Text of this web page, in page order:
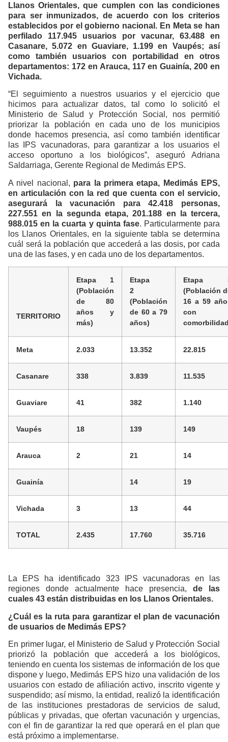
Llanos Orientales, que cumplen con las condiciones
para ser inmunizados, de acuerdo con los criterios
establecidos por el gobierno nacional. En Meta se han
perfilado 117.945 usuarios por vacunar, 63.488 en
Casanare, 5.072 en Guaviare, 1.199 en Vaupés; así
como también usuarios con portabilidad en otros
departamentos: 172 en Arauca, 117 en Guainía, 200 en
Vichada.
“El seguimiento a nuestros usuarios y el ejercicio que
hicimos para actualizar datos, tal como lo solicitó el
Ministerio de Salud y Protección Social, nos permitió
priorizar la población en cada uno de los municipios
donde hacemos presencia, así como también identificar
las IPS vacunadoras, para garantizar a los usuarios el
acceso oportuno a los biológicos”, aseguró Adriana
Saldarriaga, Gerente Regional de Medimás EPS.
A nivel nacional, para la primera etapa, Medimás EPS,
en articulación con la red que cuenta con el servicio,
asegurará la vacunación para 42.418 personas,
227.551 en la segunda etapa, 201.188 en la tercera,
988.015 en la cuarta y quinta fase. Particularmente para
los Llanos Orientales, en la siguiente tabla se determina
cuál será la población que accederá a las dosis, por cada
una de las fases, y en cada uno de los departamentos.
TERRITORIO
Etapa 1
(Población
de 80
años y
más)
Etapa
2
(Población
de 60 a 79
años)
Etapa
(Población
16 a 59
con
Meta 2.033 13.352 22.815
Casanare 338 3.839 11.535
Guaviare 41 382 1.140
Vaupés 18 139 149
Arauca 2 21 14
Guainía 14 19
Vichada 3 13 44
TOTAL 2.435 17.760 35.716
La EPS ha identificado 323 IPS vacunadoras en las
regiones donde actualmente hace presencia, de las
cuales 43 están distribuidas en los Llanos Orientales.
¿Cuál es la ruta para garantizar el plan de vacunación
de usuarios de Medimás EPS?
En primer lugar, el Ministerio de Salud y Protección Social
priorizó la población que accederá a los biológicos,
teniendo en cuenta los sistemas de información de los que
dispone y luego, Medimás EPS hizo una validación de los
usuarios con estado de afiliación activo, inscrito vigente y
suspendido; así mismo, la entidad, realizó la identificación
de las instituciones prestadoras de servicios de salud,
públicas y privadas, que ofertan vacunación y urgencias,
con el fin de garantizar la red que operará en el plan que
está próximo a implementarse.